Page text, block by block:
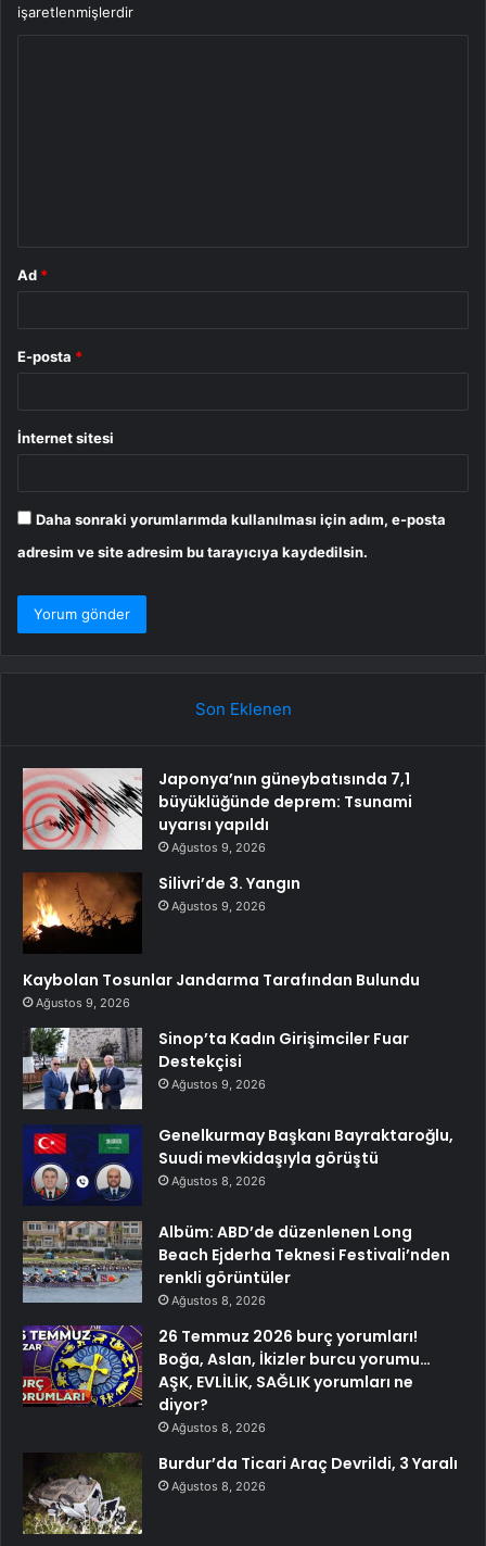
işaretlenmişlerdir
Ad *
E-posta *
İnternet sitesi
Daha sonraki yorumlarımda kullanılması için adım, e-posta
adresim ve site adresim bu tarayıcıya kaydedilsin.
Son Eklenen
Japonya’nın güneybatısında 7,1
büyüklüğünde deprem: Tsunami
uyarısı yapıldı
Ağustos 9, 2026
Silivri’de 3. Yangın
Ağustos 9, 2026
Kaybolan Tosunlar Jandarma Tarafından Bulundu
Ağustos 9, 2026
Sinop’ta Kadın Girişimciler Fuar
Destekçisi
Ağustos 9, 2026
Genelkurmay Başkanı Bayraktaroğlu,
Suudi mevkidaşıyla görüştü
Ağustos 8, 2026
Albüm: ABD’de düzenlenen Long
Beach Ejderha Teknesi Festivali’nden
renkli görüntüler
Ağustos 8, 2026
26 Temmuz 2026 burç yorumları!
Boğa, Aslan, İkizler burcu yorumu…
AŞK, EVLİLİK, SAĞLIK yorumları ne
diyor?
Ağustos 8, 2026
Burdur’da Ticari Araç Devrildi, 3 Yaralı
Ağustos 8, 2026